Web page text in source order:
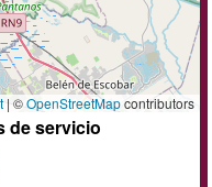
| ©OpenStreetMapcontributors
de servicio